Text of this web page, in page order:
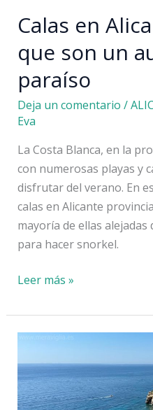
Calas en
que son un
paraíso
Deja un comentario /
Eva
La Costa Blanca, en la
con numerosas playas y
disfrutar del verano. En
calas en Alicante
mayoría de ellas
para hacer snorkel.
Calas
Alicante
provincia
un
Leer más »